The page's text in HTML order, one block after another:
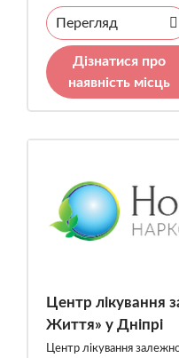
Перегляд
Дізнатися про
наявність місць
Центр лікування
Життя» у Дніпрі
Центр лікування